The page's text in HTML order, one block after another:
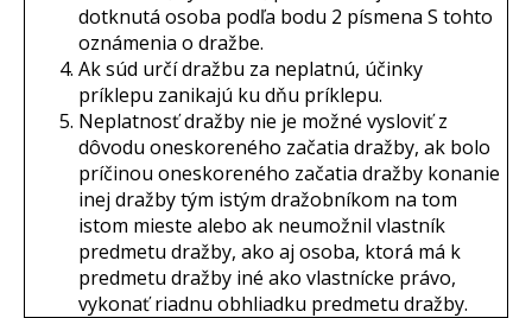
dotknutá osoba podľa bodu 2 písmena S tohto
oznámenia o dražbe.
Ak súd určí dražbu za neplatnú, účinky
príklepu zanikajú ku dňu príklepu.
Neplatnosť dražby nie je možné vysloviť z
dôvodu oneskoreného začatia dražby, ak bolo
príčinou oneskoreného začatia dražby konanie
inej dražby tým istým dražobníkom na tom
istom mieste alebo ak neumožnil vlastník
predmetu dražby, ako aj osoba, ktorá má k
predmetu dražby iné ako vlastnícke právo,
vykonať riadnu obhliadku predmetu dražby.